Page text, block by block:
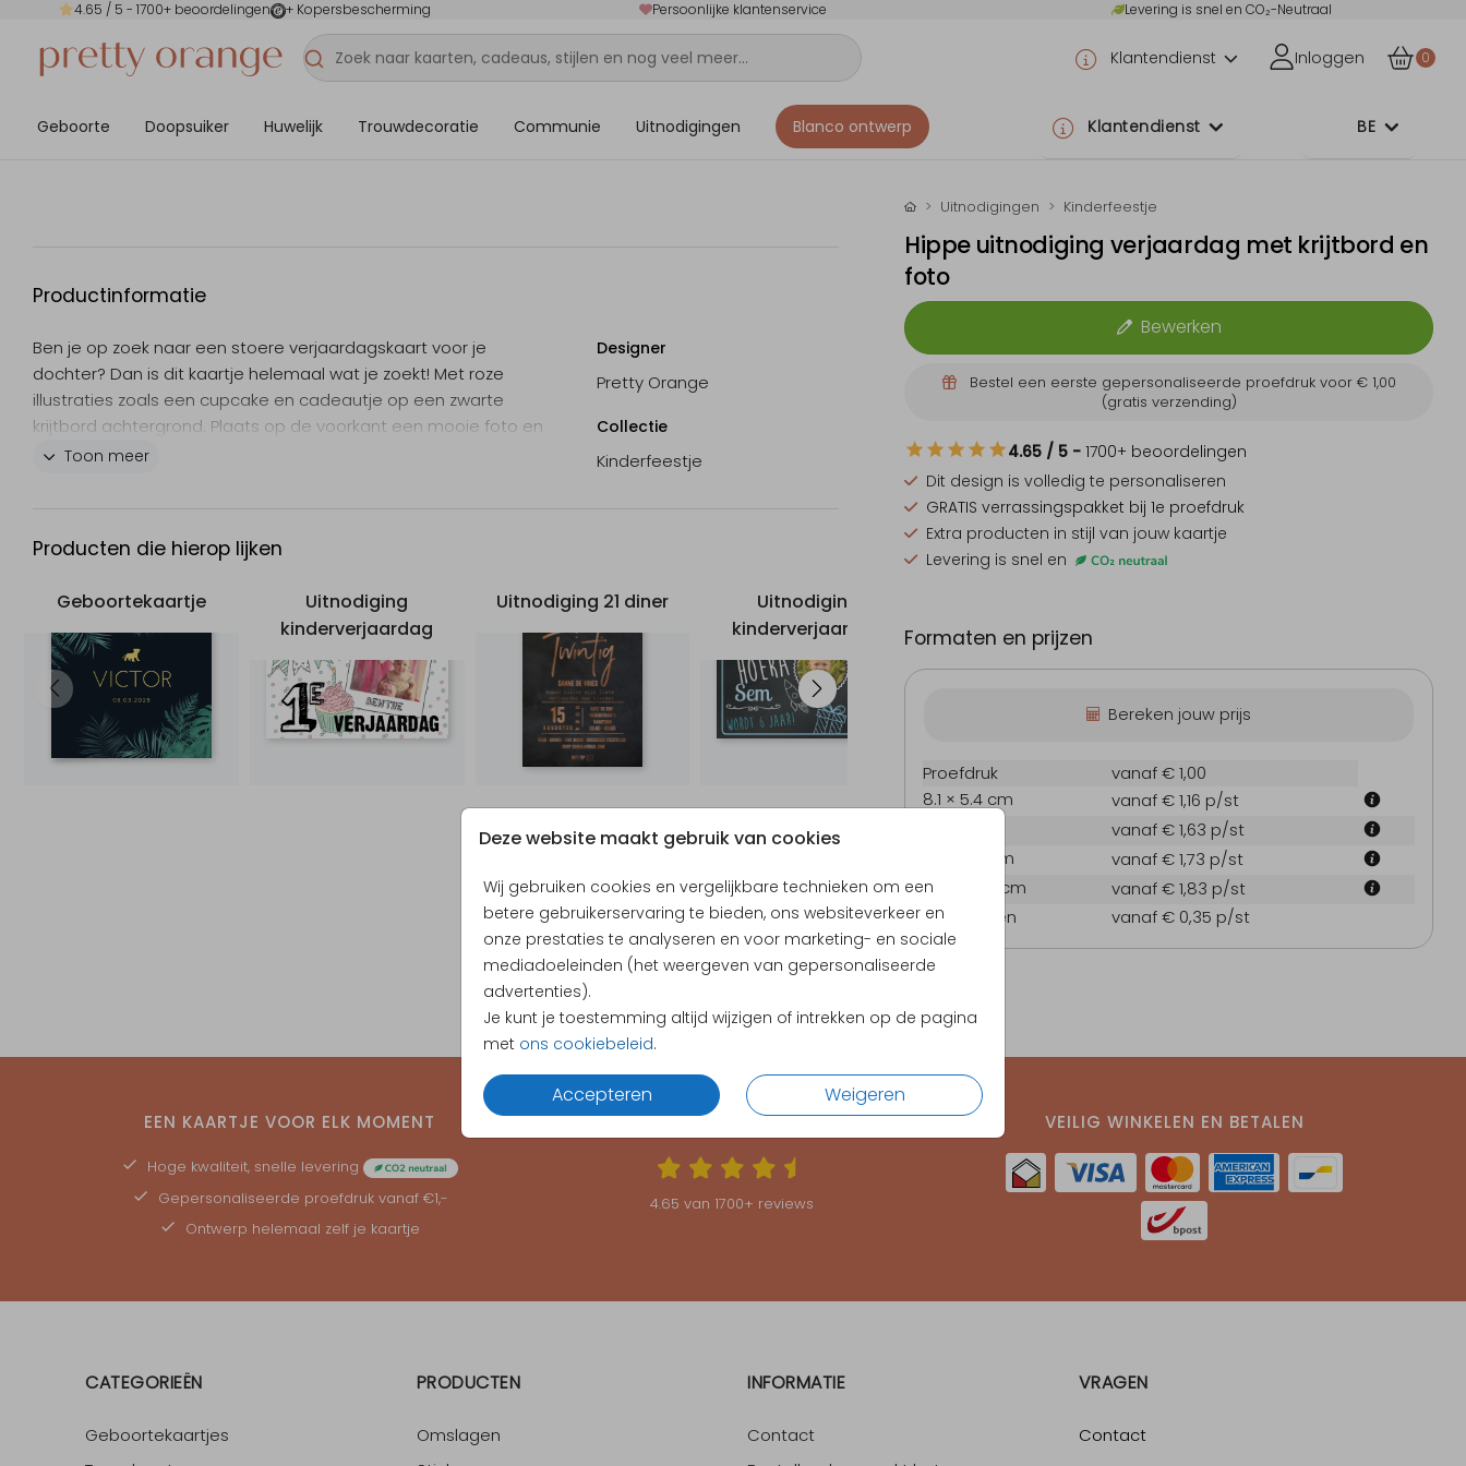
4.65 / 5 - 1700+ beoordelingen + Kopersbescherming Persoonlijke klantenservice Levering is snel en CO₂-Neutraal
Klantendienst Inloggen 0
Geboorte Doopsuiker Huwelijk Trouwdecoratie Communie Uitnodigingen Blanco ontwerp Klantendienst BE
Deze website maakt gebruik van cookies
Wij gebruiken cookies en vergelijkbare technieken om een
betere gebruikerservaring te bieden, ons websiteverkeer en
onze prestaties te analyseren en voor marketing- en sociale
mediadoeleinden (het weergeven van gepersonaliseerde
advertenties).
Je kunt je toestemming altijd wijzigen of intrekken op de pagina
met ons cookiebeleid.
Accepteren Weigeren
Productinformatie
Ben je op zoek naar een stoere verjaardagskaart voor je
dochter? Dan is dit kaartje helemaal wat je zoekt! Met roze
illustraties zoals een cupcake en cadeautje op een zwarte
krijtbord achtergrond. Plaats op de voorkant een mooie foto en
schrijf op de achterkant het verlanglijstje!
Toon meer
Designer
Pretty Orange
Collectie
Kinderfeestje
Producten die hierop lijken
Geboortekaartje
Uitnodiging
kinderverjaardag
Uitnodiging 21 diner
Uitnodiging
kinderverjaardag
kinderverjaardag
Uitnodigingen Kinderfeestje
Hippe uitnodiging verjaardag met krijtbord en
foto
Bewerken
Bestel een eerste gepersonaliseerde proefdruk voor € 1,00
(gratis verzending)
4.65 / 5 - 1700+ beoordelingen
Dit design is volledig te personaliseren
GRATIS verrassingspakket bij 1e proefdruk
Extra producten in stijl van jouw kaartje
Levering is snel en
Formaten en prijzen
Bereken jouw prijs
Proefdruk
vanaf € 1,00
8.1 × 5.4 cm
vanaf € 1,16 p/st
vanaf € 1,63 p/st
17.1 × 11.4 cm
vanaf € 1,73 p/st
21.6 × 14.4 cm
vanaf € 1,83 p/st
Enveloppen
vanaf € 0,35 p/st
EEN KAARTJE VOOR ELK MOMENT
Hoge kwaliteit, snelle levering
Gepersonaliseerde proefdrukvanaf €1,-
Ontwerp helemaal zelf je kaartje
KLANTEN BEOORDELEN ONS MET EEN4.65
4.65 van 1700+ reviews
VEILIG WINKELEN EN BETALEN
CATEGORIEËN
Geboortekaartjes
PRODUCTEN
Omslagen
INFORMATIE
Contact
VRAGEN
Contact